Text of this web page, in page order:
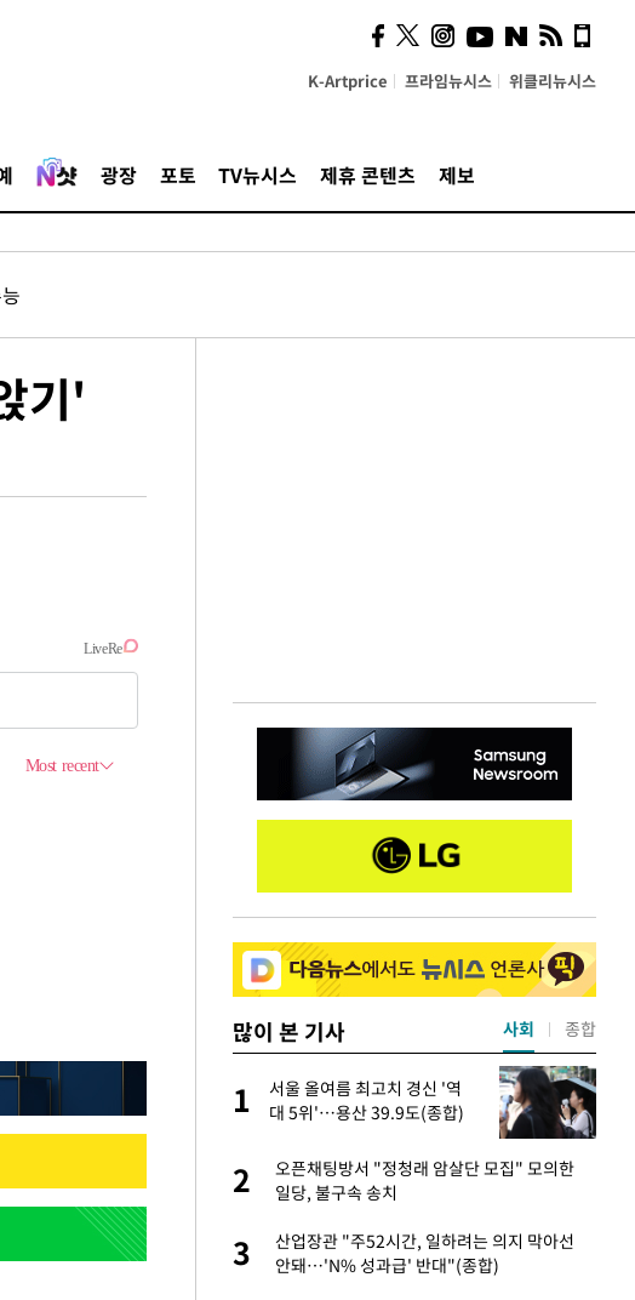
K-Artprice 프라임뉴시스 위클리뉴시스
광장 포토 TV뉴시스 제휴 콘텐츠 제보
기'
많이 본 기사
원 전세금 미
사기 수법…엄
지지했던 인간들이 이 꼴 만
개정에 격한 반응
1
서울 올여름 최고치 경신 '역
대 5위'…용산 39.9도(종합)
2
오픈채팅방서 "정청래 암살단 모집" 모의한
일당, 불구속 송치
3
산업장관 "주52시간, 일하려는 의지 막아선
안돼…'N% 성과급' 반대"(종합)
사회 종합